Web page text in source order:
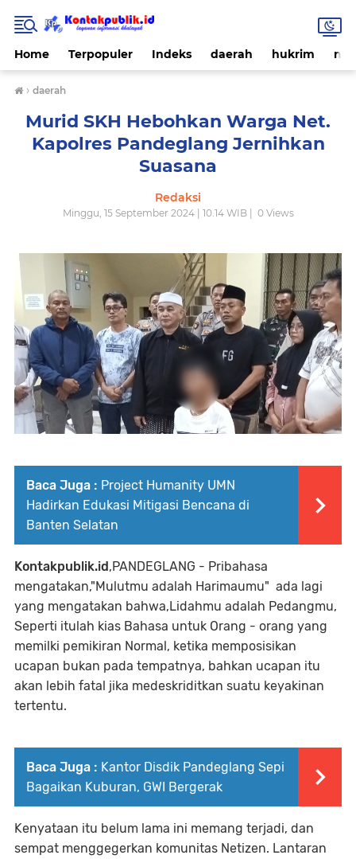
Home Terpopuler Indeks daerah hukrim
› daerah
Murid SKH Hebohkan Warga Net.
Kapolres Pandeglang Jernihkan
Suasana
Redaksi
Minggu, 15 September 2024 | 10.14 WIB | 0Views
Baca Juga : Project Humanity UMN
Hadirkan Edukasi Mitigasi Bencana di
Banten Selatan
Kontakpublik.id,PANDEGLANG - Pribahasa
mengatakan,"Mulutmu adalah Harimaumu" ada lagi
yang mengatakan bahwa,Lidahmu adalah Pedangmu,
Seperti itulah kias Bahasa untuk Orang - orang yang
memilki pemikiran Normal, ketika memposisikan
ucapan bukan pada tempatnya, bahkan ucapan itu
akan lebih fatal jika medeskriditkan suatu keyakinan
tertentu.
Baca Juga : Kantor Disdik Pandeglang Sepi
Bagaikan Kuburan, GWI Bergerak
Kenyataan itu belum lama ini memang terjadi, dan
sempat menggegerkan komunitas Netizen. Lantaran